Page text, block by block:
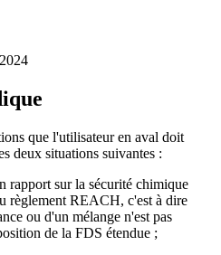
que l'utilisateur en aval doit
deux situations suivantes :
rapport sur la sécurité chimique
règlement REACH, c'est à dire
ou d'un mélange n'est pas
de la FDS étendue ;